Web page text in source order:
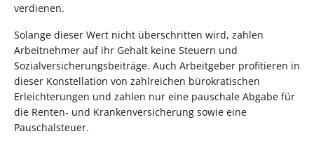
verdienen.
Solange dieser Wert nicht überschritten wird, zahlen
Arbeitnehmer auf ihr Gehalt keine Steuern und
Sozialversicherungsbeiträge. Auch Arbeitgeber profitieren in
dieser Konstellation von zahlreichen bürokratischen
Erleichterungen und zahlen nur eine pauschale Abgabe für
die Renten- und Krankenversicherung sowie eine
Pauschalsteuer.